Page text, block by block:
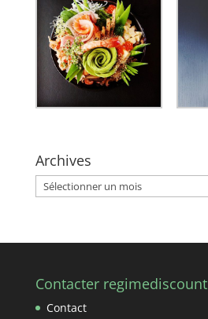
Archives
Archives
Contacter regimediscount
Contact